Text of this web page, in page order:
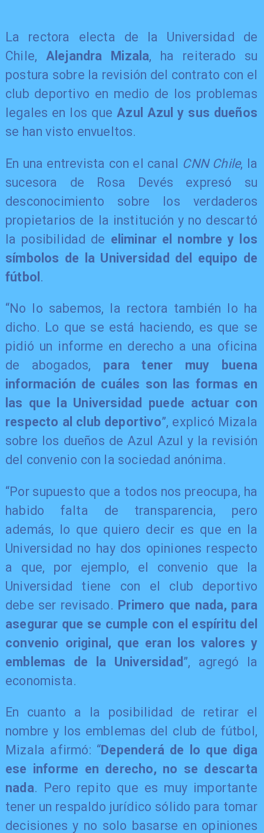
La rectora electa de la Universidad de
Chile, Alejandra Mizala, ha reiterado su
postura sobre la revisión del contrato con el
club deportivo en medio de los problemas
legales en los queAzul Azul y sus dueños
se han visto envueltos.
En una entrevista con el canal CNN Chile, la
sucesora de Rosa Devés expresó su
desconocimiento sobre los verdaderos
propietarios de la institución y no descartó
la posibilidad de eliminar el nombre y los
símbolos de la Universidad del equipo de
fútbol .
“No lo sabemos, la rectora también lo ha
dicho. Lo que se está haciendo, es que se
pidió un informe en derecho a una oficina
de abogados, para tener muy buena
información de cuáles son las formas en
las que la Universidad puede actuar con
respecto al club deportivo”, explicó Mizala
sobre los dueños de Azul Azul y la revisión
del convenio con la sociedad anónima.
“Por supuesto que a todos nos preocupa, ha
habido falta de transparencia, pero
además, lo que quiero decir es que en la
Universidad no hay dos opiniones respecto
a que, por ejemplo, el convenio que la
Universidad tiene con el club deportivo
debe ser revisado. Primero que nada, para
asegurar que se cumple con el espíritu del
convenio original, que eran los valores y
emblemas de la Universidad ”, agregó la
economista.
En cuanto a la posibilidad de retirar el
nombre y los emblemas del club de fútbol,
Mizala afirmó: “Dependerá de lo que diga
ese informe en derecho, no se descarta
nada. Pero repito que es muy importante
tener un respaldo jurídico sólido para tomar
decisiones y no solo basarse en opiniones